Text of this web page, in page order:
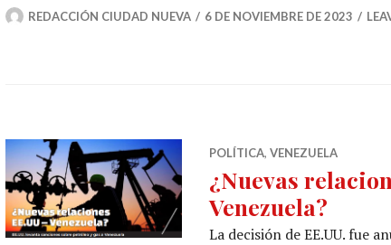
REDACCIÓN CIUDAD NUEVA 6 DE NOVIEMBRE DE 2023
POLÍTICA, VENEZUELA
¿Nuevas
Venezuela?
La decisión de EE.UU. fue